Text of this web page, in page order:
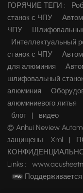
ГОРЯЧИЕ ТЕГИ :
станок с ЧПУ
ЧПУ
Интеллектуальный
станок с ЧПУ
для алюминия
шлифовальный
алюминия
алюминиевого литья
блог
|
видео
© Anhui Neview
защищены.
Xml |
Links :
Поддерживается